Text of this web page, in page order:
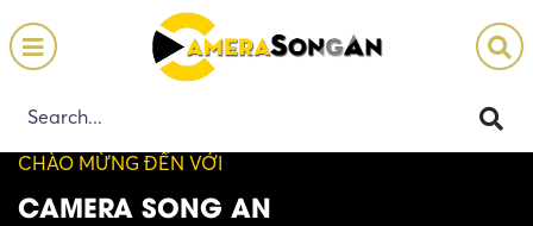
CHÀO MỪNG ĐẾN VỚI
CAMERA SONG AN